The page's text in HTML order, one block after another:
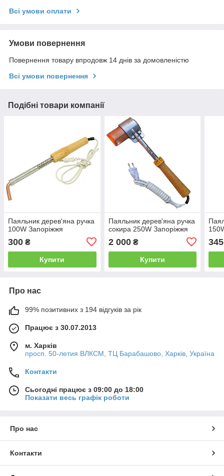
Всі умови оплати
Умови повернення
Повернення товару впродовж 14 днів за домовленістю
Всі умови повернення
Подібні товари компанії
Паяльник дерев'яна ручка
100W Запоріжжя
300 ₴
Купити
Паяльник дерев'яна ручка
сокира 250W Запоріжжя
2 000₴
Купити
345
Про нас
99% позитивних з 194 відгуків за рік
Працює з 30.07.2013
м. Харків
просп. 50-летия ВЛКСМ, ТЦ Барабашово, Харків, Україна
Контакти
Сьогодні працює з 09:00 до 18:00
Показати весь графік роботи
Про нас
Контакти